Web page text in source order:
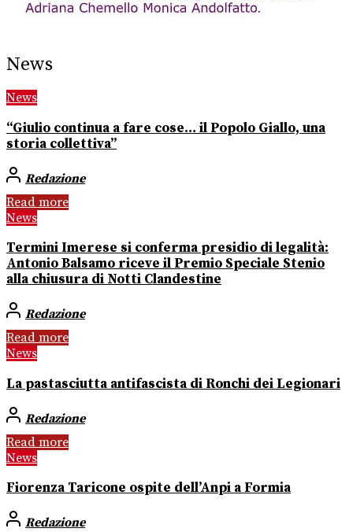
News
News
“Giulio continua a fare cose… il Popolo Giallo, una
storia collettiva”
Redazione
Read more
News
Termini Imerese si conferma presidio di legalità:
Antonio Balsamo riceve il Premio Speciale Stenio
alla chiusura di Notti Clandestine
Redazione
Read more
News
La pastasciutta antifascista di Ronchi dei Legionari
Redazione
Read more
News
Fiorenza Taricone ospite dell’Anpi a Formia
Redazione